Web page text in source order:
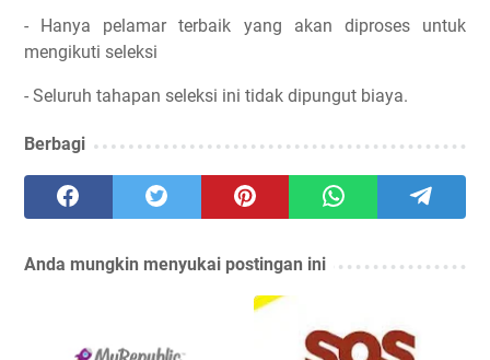
- Hanya pelamar terbaik yang akan diproses untuk
mengikuti seleksi
- Seluruh tahapan seleksi ini tidak dipungut biaya.
Berbagi
Anda mungkin menyukai postingan ini